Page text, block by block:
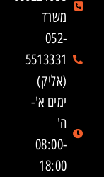
משרד
052-
5513331
(אליק)
ימים א'-
ה'
08:00-
18:00